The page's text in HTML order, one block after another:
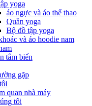
yoga
áo ngực và áo thể thao
Quần yoga
Bộ đồ tập yoga
và áo hoodie nam
tắm biển
gặp
quan nhà máy
tôi